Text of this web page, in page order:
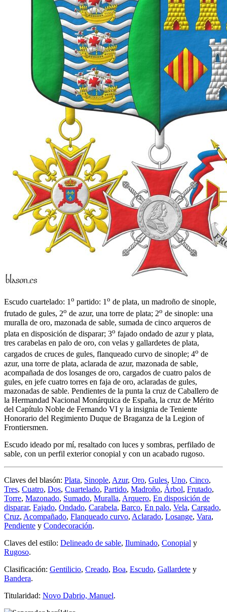
Escudo cuartelado: 1o partido: 1o de plata, un madroño de sinople,
frutado de gules, 2o de azur, una torre de plata; 2o de sinople: una
muralla de oro, mazonada de sable, sumada de cinco arqueros de
plata en disposición de disparar; 3o fajado ondado de azur y plata,
tres carabelas en palo de oro, con velas y gallardetes de plata,
cargados de cruces de gules, flanqueado curvo de sinople; 4o de
azur, una torre de plata, aclarada de azur, mazonada de sable,
acompañada de dos losanges de oro, cargados de cuatro palos de
gules, en jefe cuatro torres en faja de oro, aclaradas de gules,
mazonadas de sable. Pendientes de la punta la cruz de Caballero de
la Hermandad Nacional Monárquica de España, la cruz de Mérito
del Capítulo Noble de Fernando VI y la insignia de Teniente
Honorario del Regimiento Duque de Braganza de la Legion of
Frontiersmen.
Escudo ideado por mí, resaltado con luces y sombras, perfilado de
sable, con un perfil exterior conopial y con un acabado rugoso.
Claves del blasón: Plata, Sinople, Azur, Oro, Gules, Uno, Cinco,
Tres, Cuatro, Dos, Cuartelado, Partido, Madroño, Árbol, Frutado,
Torre, Mazonado, Sumado, Muralla, Arquero, En disposición de
disparar, Fajado, Ondado, Carabela, Barco, En palo, Vela, Cargado,
Cruz, Acompañado, Flanqueado curvo, Aclarado, Losange, Vara,
Pendiente y Condecoración.
Claves del estilo: Delineado de sable, Iluminado, Conopial y
Rugoso.
Clasificación: Gentilicio, Creado, Boa, Escudo, Gallardete y
Bandera.
Titularidad: Novo Dabrio, Manuel.